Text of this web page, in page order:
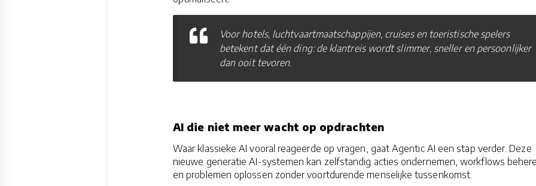
Voor hotels, luchtvaartmaatschappijen, cruises en toeristische spelers
betekent dat één ding: de klantreis wordt slimmer, sneller en persoonlijker
dan ooit tevoren.
AI die niet meer wacht op opdrachten
Waar klassieke AI vooral reageerde op vragen, gaat Agentic AI een stap verder. Deze
nieuwe generatie AI-systemen kan zelfstandig acties ondernemen, workflows
en problemen oplossen zonder voortdurende menselijke tussenkomst.